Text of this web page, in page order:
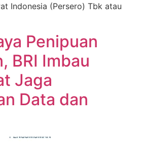
Indonesia (Persero) Tbk atau
Penipuan
BRI Imbau
Jaga
Data dan